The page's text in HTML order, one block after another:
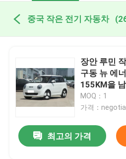
중국 작은 전기 자동차
장안 루민
구동 뉴 에
155KM을
MOQ：1
가격：
최고의 가격